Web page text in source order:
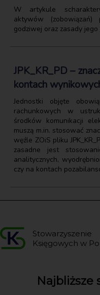
W artykule
aktywów (zobowiązań)
godziwej oraz zasady
JPK_KR_PD –
kontach
Jednostki objęte
rachunkowych w
środków komunikacji
muszą m.in. stosować
węźle ZOiS pliku
zasadne jest
analitycznych,
czy na kontach
Stowarzyszenie
Księgowych w
Najbliższe